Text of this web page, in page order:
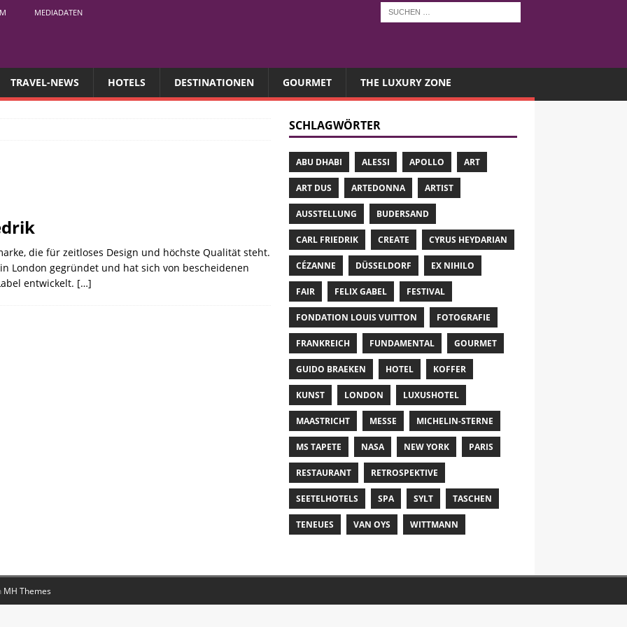
MEDIADATEN
TRAVEL-NEWS HOTELS DESTINATIONEN GOURMET THE LUXURY ZONE
die für zeitloses Design und höchste Qualität steht.
London gegründet und hat sich von bescheidenen
entwickelt. […]
SCHLAGWÖRTER
ABU DHABI ALESSI APOLLO ART
ART DUS ARTEDONNA ARTIST
AUSSTELLUNG BUDERSAND
CARL FRIEDRIK CREATE CYRUS HEYDARIAN
CÉZANNE DÜSSELDORF EX NIHILO
FAIR FELIX GABEL FESTIVAL
FONDATION LOUIS VUITTON FOTOGRAFIE
FRANKREICH FUNDAMENTAL GOURMET
GUIDO BRAEKEN HOTEL KOFFER
KUNST LONDON LUXUSHOTEL
MAASTRICHT MESSE MICHELIN-STERNE
MS TAPETE NASA NEW YORK PARIS
RESTAURANT RETROSPEKTIVE
SEETELHOTELS SPA SYLT TASCHEN
TENEUES VAN OYS WITTMANN
MH Themes